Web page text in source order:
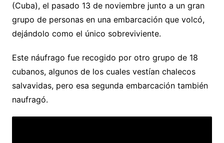
(Cuba), el pasado 13 de noviembre junto a un gran
grupo de personas en una embarcación que volcó,
dejándolo como el único sobreviviente.
Este náufrago fue recogido por otro grupo de 18
cubanos, algunos de los cuales vestían chalecos
salvavidas, pero esa segunda embarcación también
naufragó.